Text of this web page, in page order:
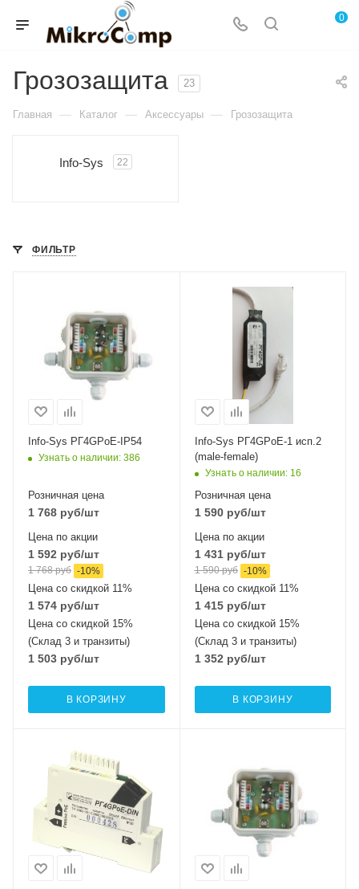
0
Грозозащита 23
Главная — Каталог — Аксессуары — Грозозащита
Info-Sys 22
ФИЛЬТР
Info-Sys РГ4GPoE-IP54
Узнать о наличии: 386
Розничная цена
1 768 руб/шт
Цена по акции
1 592 руб/шт
1 768руб -10%
Цена со скидкой 11%
1 574 руб/шт
Цена со скидкой 15%
(Склад 3 и транзиты)
1 503 руб/шт
В КОРЗИНУ
Info-Sys РГ4GРoЕ-1 исп.2
(male-female)
Узнать о наличии: 16
Розничная цена
1 590руб/шт
Цена по акции
1 431руб/шт
1 590руб -10%
Цена со скидкой 11%
1 415руб/шт
Цена со скидкой 15%
(Склад 3 и транзиты)
1 352 руб/шт
В КОРЗИНУ